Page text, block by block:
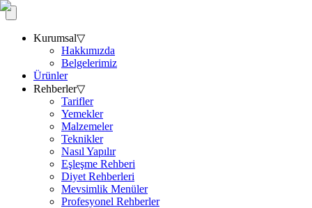
Kurumsal▽
Hakkımızda
Belgelerimiz
Ürünler
Rehberler▽
Tarifler
Yemekler
Malzemeler
Teknikler
Nasıl Yapılır
Eşleşme Rehberi
Diyet Rehberleri
Mevsimlik Menüler
Profesyonel Rehberler